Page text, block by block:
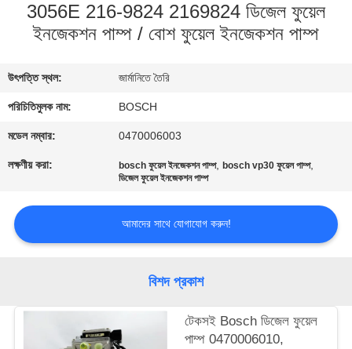
যোগাযোগ
করুন
জন্য
আবেদন
ম্যাপ
3056E 216-9824 2169824 ডিজেল ফুয়েল
ইনজেকশন পাম্প / বোশ ফুয়েল ইনজেকশন পাম্প
উৎপত্তি স্থল: জার্মানিতে তৈরি
পরিচিতিমুলক নাম: BOSCH
মডেল নম্বার: 0470006003
লক্ষণীয় করা: bosch ফুয়েল ইনজেকশন পাম্প,bosch vp30 ফুয়েল পাম্প,
ডিজেল ফুয়েল ইনজেকশন পাম্প
আমাদের সাথে যোগাযোগ করুন!
বিশদ প্রকাশ
টেকসই Bosch ডিজেল ফুয়েল
পাম্প 0470006010,